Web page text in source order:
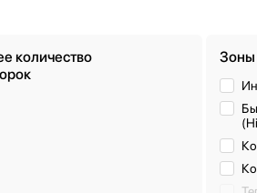
количество
Зоны